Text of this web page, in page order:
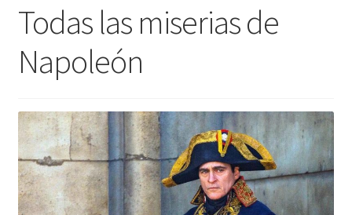
BLOG
Todas las miserias de
Napoleón